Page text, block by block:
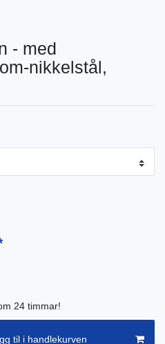
- med
nikkelstål,
24 timmar!
til i handlekurven